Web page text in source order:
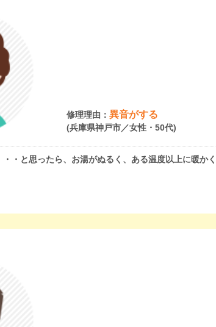
修理理由：異音がする
(兵庫県神戸市／女性・50代)
・と思ったら、お湯がぬるく、ある温度以上に暖